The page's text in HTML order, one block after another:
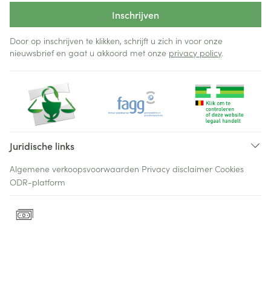
Inschrijven
Door op inschrijven te klikken, schrijft u zich in voor onze
nieuwsbrief en gaat u akkoord met onze privacy policy.
Juridische links
Algemene verkoopsvoorwaarden Privacy disclaimer Cookies
ODR-platform